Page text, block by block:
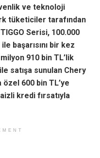
ve teknoloji
tüketiciler tarafından
Serisi, 100.000
başarısını bir kez
910 bin TL’lik
satışa sunulan Chery
özel 600 bin TL’ye
kredi fırsatıyla